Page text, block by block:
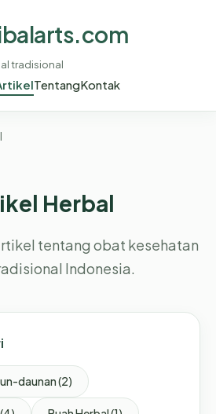
tradisional
TentangKontak
Herbal
tentang obat kesehatan
Indonesia.
daunan (2)